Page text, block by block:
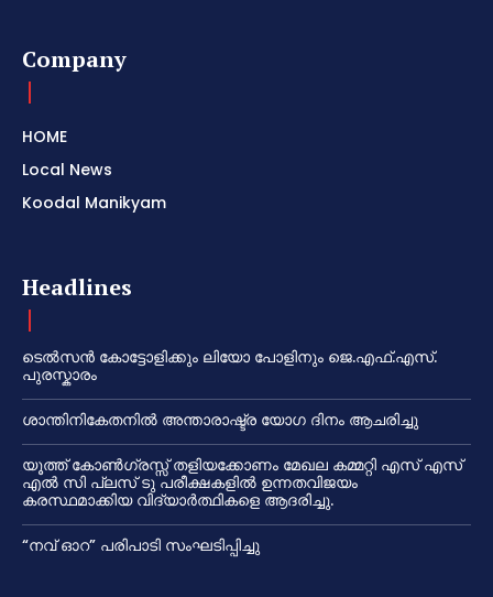
Company
HOME
Local News
Koodal Manikyam
Headlines
ടെൽസൻ കോട്ടോളിക്കും ലിയോ പോളിനും ജെ.എഫ്.എസ്.
പുരസ്കാരം
ശാന്തിനികേതനിൽ അന്താരാഷ്ട്ര യോഗ ദിനം ആചരിച്ചു
യൂത്ത് കോൺഗ്രസ്സ് തളിയക്കോണം മേഖല കമ്മറ്റി എസ് എസ്
എൽ സി പ്ലസ് ടു പരീക്ഷകളിൽ ഉന്നതവിജയം
കരസ്ഥമാക്കിയ വിദ്യാർത്ഥികളെ ആദരിച്ചു.
“നവ് ഓറ” പരിപാടി സംഘടിപ്പിച്ചു